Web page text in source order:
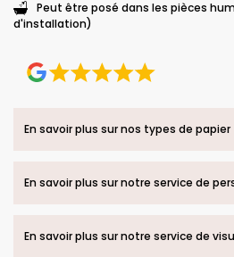
Peut être posé dans les pièces
d'installation)
En savoir plus sur nos types de papier
En savoir plus sur notre service de
En savoir plus sur notre service de